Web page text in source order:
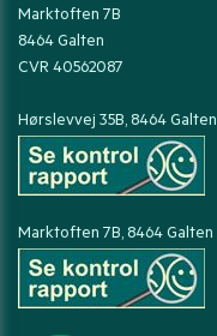
Marktoften 7B
8464 Galten
CVR 40562087
Hørslevvej 35B, 8464 Galten
Marktoften 7B, 8464 Galten